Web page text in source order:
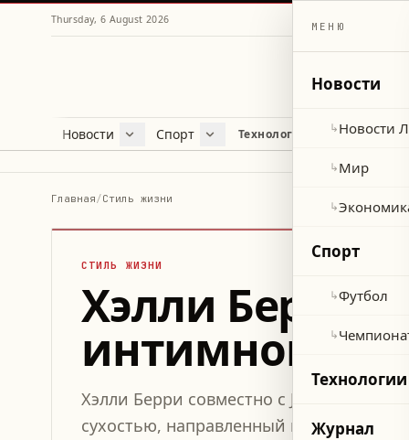
Thursday, 6 August 2026
Новости
Новости ЛиванаСпорт
Футбол
Технологии и наука
Главная/Стиль жизни
СТИЛЬ ЖИЗНИ
Хэлли Берри
интимного
Хэлли Берри совместно с Joylux
сухостью, направленный на
МЕНЮ
Новости
↳Новости
↳Мир
↳
Спорт
↳Футбол
↳
Технологии
Журнал